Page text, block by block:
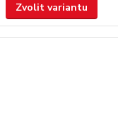
Zvolit variantu